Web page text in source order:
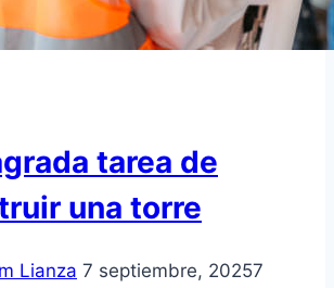
tarea de
una torre
Lianza 7 septiembre, 20257